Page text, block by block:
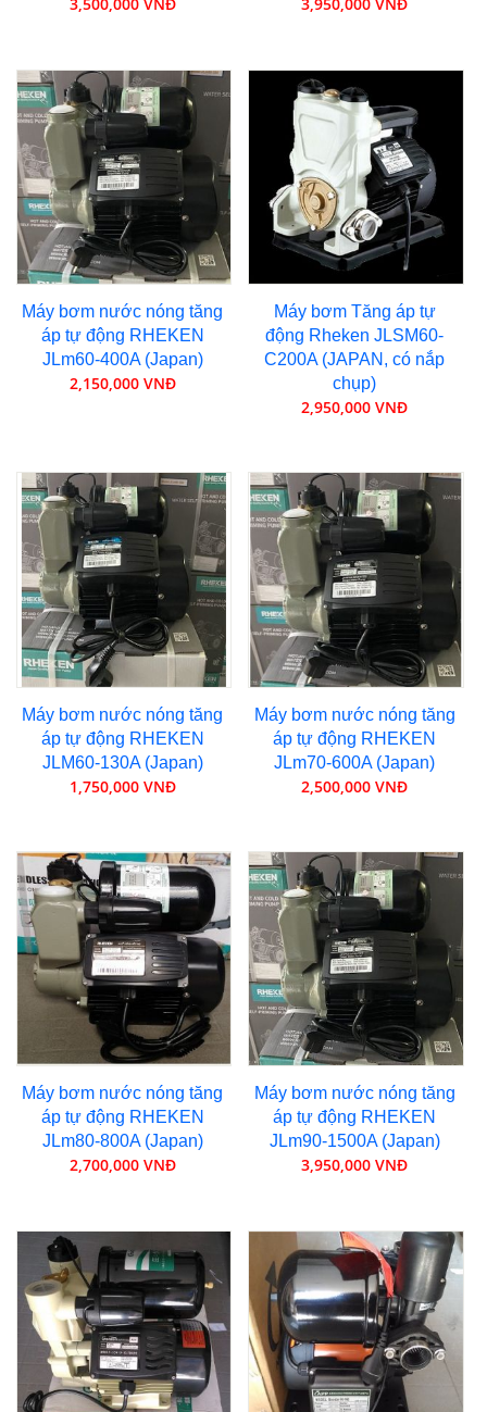
Máy bơm nước nóng tăng
áp tự động RHEKEN
JLm60-400A (Japan)
2,150,000 VNĐ
Máy bơm Tăng áp tự
động Rheken JLSM60-
C200A (JAPAN, có nắp
chụp)
2,950,000 VNĐ
Máy bơm nước nóng tăng
áp tự động RHEKEN
JLM60-130A (Japan)
1,750,000 VNĐ
Máy bơm nước nóng tăng
áp tự động RHEKEN
JLm70-600A (Japan)
2,500,000 VNĐ
Máy bơm nước nóng tăng
áp tự động RHEKEN
JLm80-800A (Japan)
2,700,000 VNĐ
Máy bơm nước nóng tăng
áp tự động RHEKEN
JLm90-1500A (Japan)
3,950,000 VNĐ